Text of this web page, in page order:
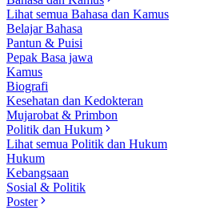
Lihat semua Bahasa dan Kamus
Belajar Bahasa
Pantun & Puisi
Pepak Basa jawa
Kamus
Biografi
Kesehatan dan Kedokteran
Mujarobat & Primbon
Politik dan Hukum
Lihat semua Politik dan Hukum
Hukum
Kebangsaan
Sosial & Politik
Poster